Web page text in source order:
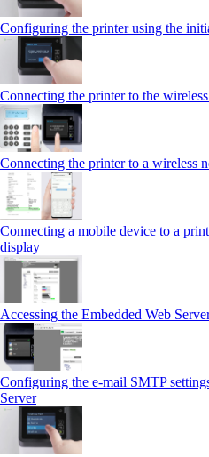
Configuring the printer using the
Connecting the printer to the
Connecting the printer to a wireless
Connecting a mobile device to a
display
Accessing the Embedded Web
Configuring the e-mail SMTP
Server